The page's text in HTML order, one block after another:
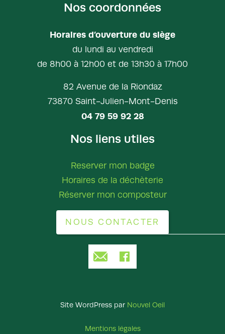
Nos coordonnées
Horaires d’ouverture du siège
du lundi au vendredi
de 8h00 à 12h00 et de 13h30 à 17h00
82 Avenue de la Riondaz
73870 Saint-Julien-Mont-Denis
04 79 59 92 28
Nos liens utiles
Reserver mon badge
Horaires de la déchèterie
Réserver mon composteur
NOUS CONTACTER
Site WordPress par Nouvel Oeil
Mentions légales